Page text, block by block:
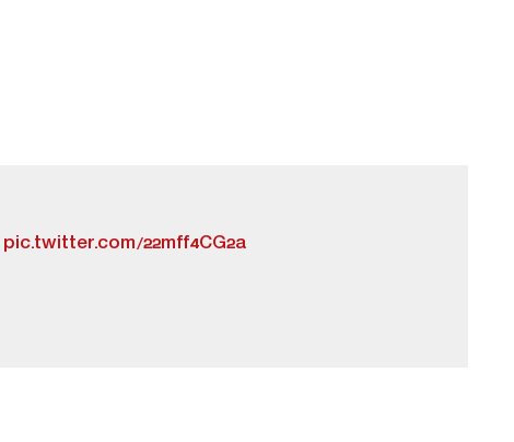
pic.twitter.com/22mff4CG2a